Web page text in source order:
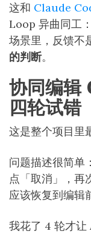
这和 Claude
Loop 异曲同工
场景里，反馈不
的判断。
协同编辑
四轮试错
这是整个项目里
问题描述很简单
点「取消」，
应该恢复到编辑
我花了 4 轮才